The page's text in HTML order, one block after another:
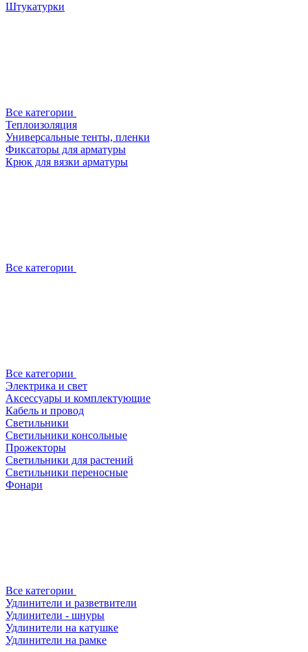
Штукатурки
Все категории
Теплоизоляция
Универсальные тенты, пленки
Фиксаторы для арматуры
Крюк для вязки арматуры
Все категории
Все категории
Электрика и свет
Аксессуары и комплектующие
Кабель и провод
Светильники
Светильники консольные
Прожекторы
Светильники для растений
Светильники переносные
Фонари
Все категории
Удлинители и разветвители
Удлинители - шнуры
Удлинители на катушке
Удлинители на рамке